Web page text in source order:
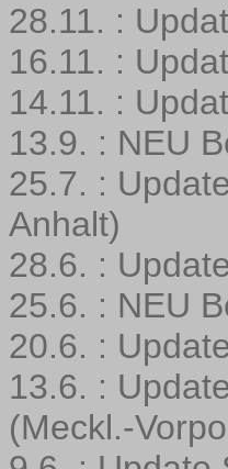
28.11. :
16.11. :
14.11. :
13.9. : NEU
25.7. :
Anhalt)
28.6. :
25.6. : NEU
20.6. :
13.6. :
(Meckl.-